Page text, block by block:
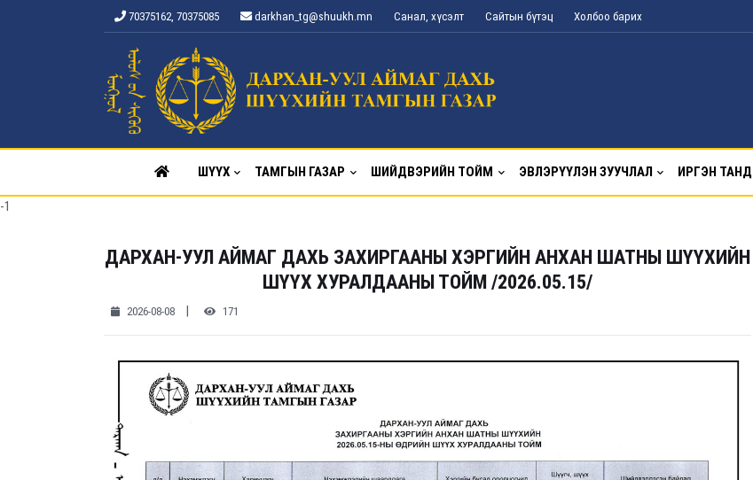
70375162, 70375085 darkhan_tg@shuukh.mn Санал, хүсэлт Сайтын бүтэц Холбоо барих
ШҮҮХ ТАМГЫН ГАЗАР ШИЙДВЭРИЙН ТОЙМ ЭВЛЭРҮҮЛЭН ЗУУЧЛАЛ ИРГЭН ТАНД
-1
ДАРХАН-УУЛ АЙМАГ ДАХЬ ЗАХИРГААНЫ ХЭРГИЙН АНХАН ШАТНЫ ШҮҮХИЙН
ШҮҮХ ХУРАЛДААНЫ ТОЙМ /2026.05.15/
2026-08-08 | 171